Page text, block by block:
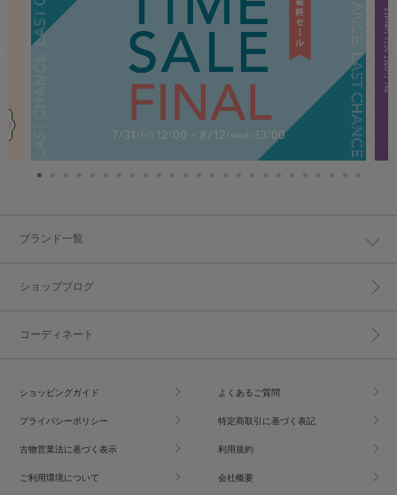
ブランド一覧
ショップブログ
コーディネート
ショッピングガイド よくあるご質問
プライバシーポリシー 特定商取引に基づく表記
古物営業法に基づく表示 利用規約
ご利用環境について 会社概要